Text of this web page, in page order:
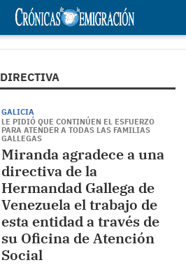
DIRECTIVA
GALICIA
LE PIDIÓ QUE CONTINÚEN EL ESFUERZO
PARA ATENDER A TODAS LAS FAMILIAS
GALLEGAS
Miranda agradece a una
directiva de la
Hermandad Gallega de
Venezuela el trabajo de
esta entidad a través de
su Oficina de Atención
Social